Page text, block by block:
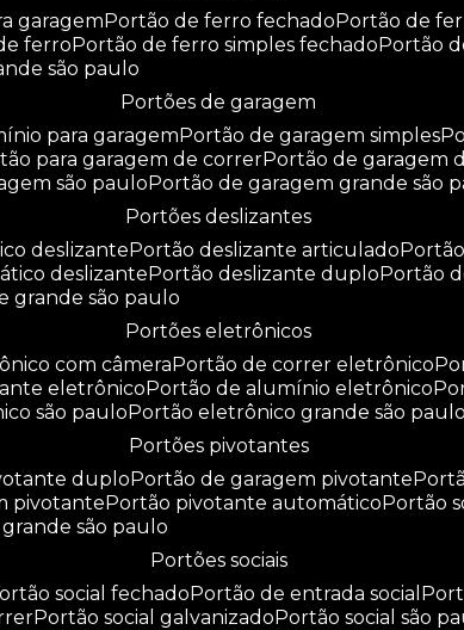
garagem portão de ferro fechado portão de
ferro portão de ferro simples fechado
portão
são paulo
portões de garagem
para garagem portão de garagem simples
para garagem de correr portão de garagem
são paulo
portão de garagem grande são
portões deslizantes
deslizante portão deslizante articulado
deslizante portão deslizante duplo portão
grande são paulo
portões eletrônicos
com câmera portão de correr eletrônico
eletrônico portão de alumínio eletrônico
são paulo
portão eletrônico grande são paulo
portões pivotantes
duplo portão de garagem pivotante
pivotante portão pivotante automático portão
são paulo
portões sociais
portão social fechado portão de entrada social
portão social galvanizado portão social são